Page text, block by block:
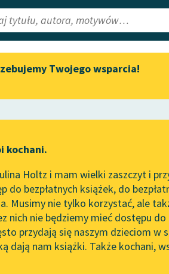
Lektury
redakcyjne
Aktualności
„Prokurator Alicja
literatury
Spotkanie z Katarzyną
w Oslo
102. lata temu zmarł
Conrad
Twojego wsparcia!
kochani.
Holtz i mam wielki zaszczyt i
do bezpłatnych książek, do
Musimy nie tylko korzystać, ale
nich nie będziemy mieć dostępu
przydają się naszym dzieciom w
dają nam książki. Także kochani,
Jan Kochanowski✖